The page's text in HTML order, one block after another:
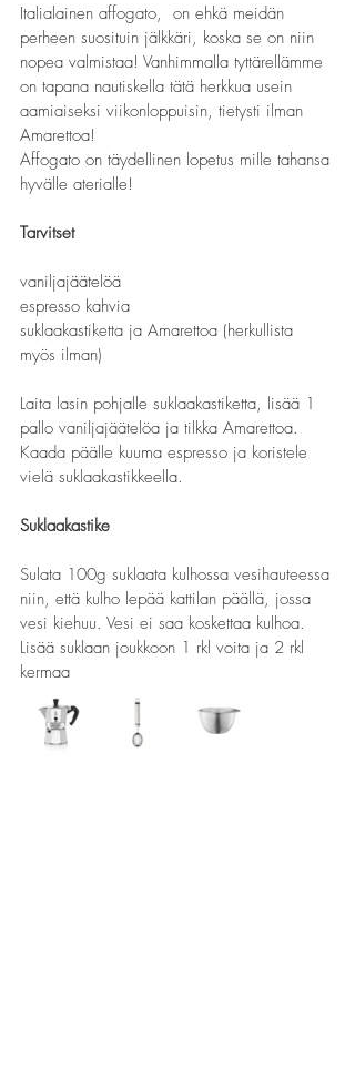
Italialainen affogato,  on ehkä meidän
perheen suosituin jälkkäri, koska se on niin
nopea valmistaa! Vanhimmalla tyttärellämme
on tapana nautiskella tätä herkkua usein
aamiaiseksi viikonloppuisin, tietysti ilman
Amarettoa!
Affogato on täydellinen lopetus mille tahansa
hyvälle aterialle!
Tarvitset
vaniljajäätelöä
espresso kahvia
suklaakastiketta ja Amarettoa (herkullista
myös ilman)
Laita lasin pohjalle suklaakastiketta, lisää 1
pallo vaniljajäätelöa ja tilkka Amarettoa.
Kaada päälle kuuma espresso ja koristele
vielä suklaakastikkeella.
Suklaakastike
Sulata 100g suklaata kulhossa vesihauteessa
niin, että kulho lepää kattilan päällä, jossa
vesi kiehuu. Vesi ei saa koskettaa kulhoa.
Lisää suklaan joukkoon 1 rkl voita ja 2 rkl
kermaa